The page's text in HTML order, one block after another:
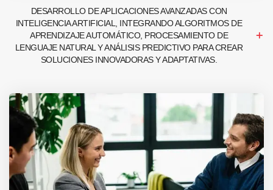
DESARROLLO DE APLICACIONES AVANZADAS CON
INTELIGENCIA ARTIFICIAL, INTEGRANDO ALGORITMOS DE
APRENDIZAJE AUTOMÁTICO, PROCESAMIENTO DE
LENGUAJE NATURAL Y ANÁLISIS PREDICTIVO PARA CREAR
SOLUCIONES INNOVADORAS Y ADAPTATIVAS.